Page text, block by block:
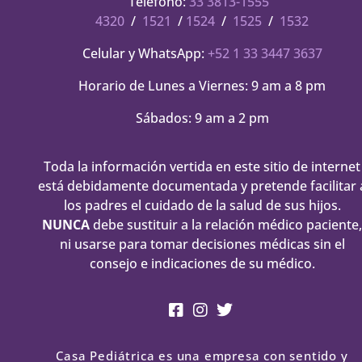
4320 / 1521 / 1524 / 1525 / 1532
Celular y WhatsApp: +52 1 33 3447 3637
Horario de Lunes a Viernes: 9 am a 8 pm
Sábados: 9 am a 2 pm
Toda la información vertida en este sitio de internet
está debidamente documentada y pretende facilitar
los padres el cuidado de la salud de sus hijos.
NUNCAdebe sustituir a la relación médico paciente,
ni usarse para tomar decisiones médicas sin el
consejo e indicaciones de su médico.
Casa Pediátrica es una empresa con sentido y